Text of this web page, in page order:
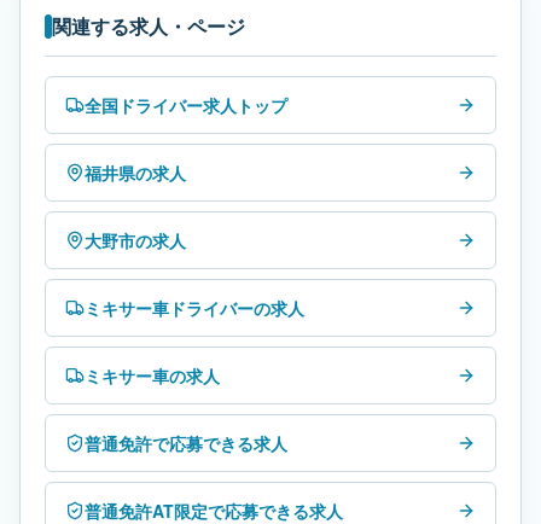
関連する求人・ページ
全国ドライバー求人トップ
福井県の求人
大野市の求人
ミキサー車ドライバーの求人
ミキサー車の求人
普通免許で応募できる求人
普通免許AT限定で応募できる求人